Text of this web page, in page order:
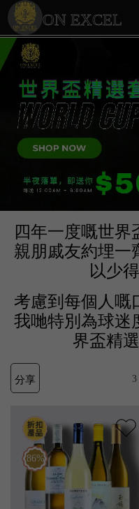
ON EXCEL
四年一度嘅世界
親朋戚友約埋一
以少
考慮到每個人嘅
我哋特別為球迷
界盃精
分享 3
86%